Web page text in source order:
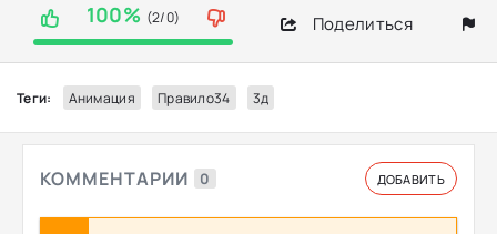
100% (2/0) Поделиться
Теги: Анимация Правило34 3д
КОММЕНТАРИИ 0 ДОБАВИТЬ